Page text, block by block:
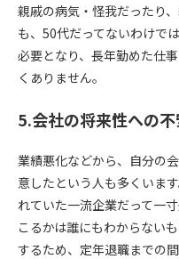
親戚の病気・怪我だったり
も、50代だってないわけで
必要となり、長年勤めた仕
くありません。
5.会社の将来性への不
業績悪化などから、自分の
意したという人も多くいま
れていた一流企業だって一
こるかは誰にもわからない
するため、定年退職までの